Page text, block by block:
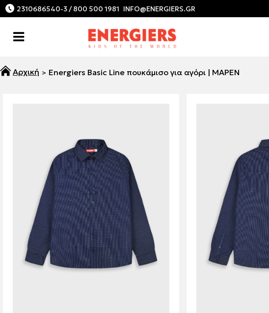
2310686540-3 / 800 500 1981
Energiers Basic Line πουκάμισο για αγόρι | ΜΑΡΕΝ